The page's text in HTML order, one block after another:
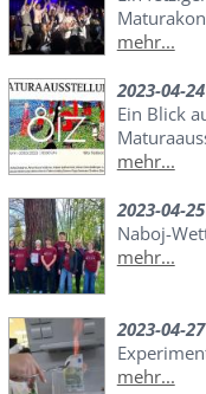
mehr...
2023-04-24
Ein Blick
mehr...
2023-04-25
Naboj-
mehr...
2023-04-27
mehr...